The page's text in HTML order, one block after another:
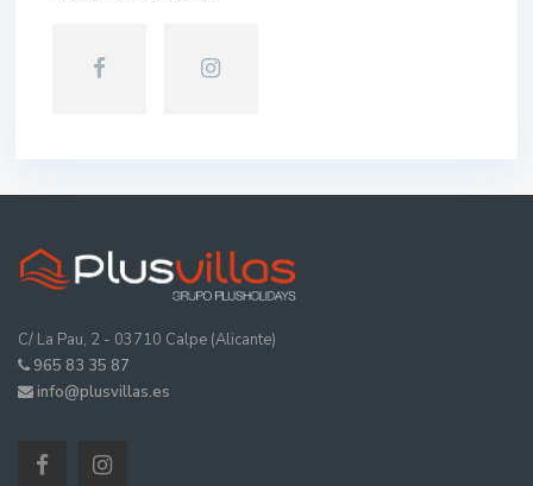
C/ La Pau, 2 - 03710 Calpe (Alicante)
965 83 35 87
info@plusvillas.es